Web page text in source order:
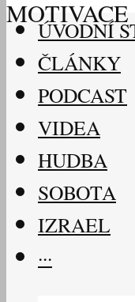
ÚVODNÍ
ČLÁNKY
PODCAST
VIDEA
HUDBA
SOBOTA
IZRAEL
···